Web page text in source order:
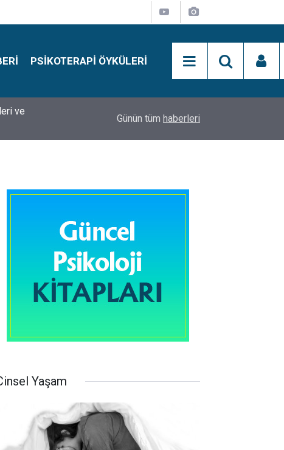
PSIKOTERAPI ÖYKÜLERI
Simon Says Dikkat Programı Nedir?
Günün tüm haberleri
Yaşam